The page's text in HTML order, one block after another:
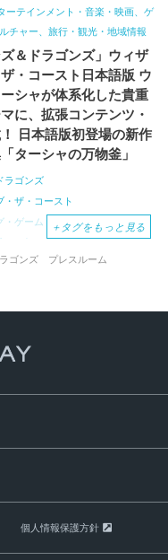
ーテインメント・音楽・映画、ゲ
チャー、旅行・観光・地域情報
ズ＆ドラゴンズ」ウィザ
・コースト日本語版 ウ
シャが体系化した貴重
に、拡張コンテンツ・
日本語版初登場の新作
ターシャの万物釜」
ラゴンズ
・ザ・コースト
・ゲーム
RPG
D&D
ザナサーの百科全書
宝物庫
初回限定キャンペーン
＋ タグをもっと見る
ゴンズ プレスルーム
個人情報保護方針